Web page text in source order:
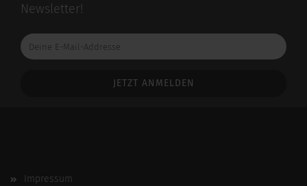
Newsletter!
Deine
E-
Impressum